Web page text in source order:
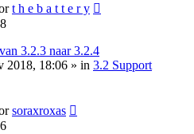
t h e b a t t e r y
3.2.3 naar 3.2.4
2018, 18:06 » in 3.2 Support
soraxroxas